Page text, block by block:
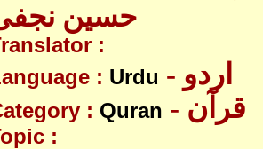
حسین
:
: Urdu - اردو
: Quran - قرآن
: